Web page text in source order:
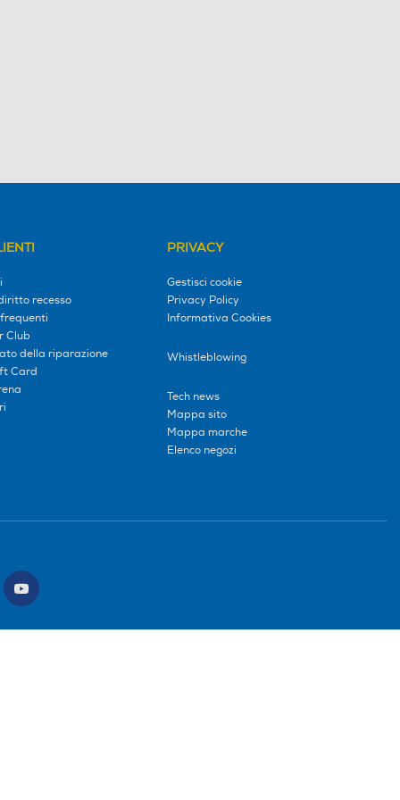
recesso
Club
della riparazione
Card
PRIVACY
Gestisci cookie
Privacy Policy
Informativa Cookies
Whistleblowing
Tech news
Mappa sito
Mappa marche
Elenco negozi